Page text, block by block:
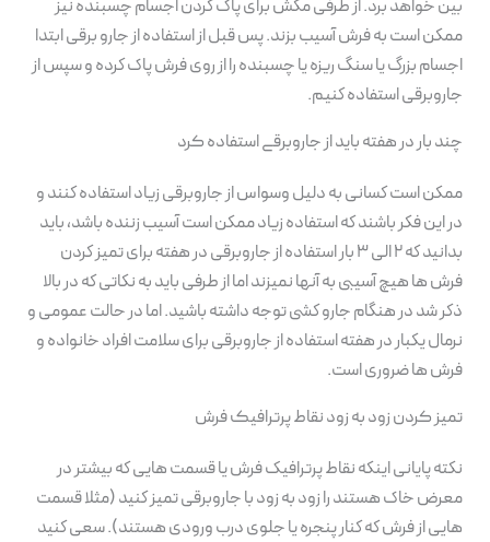
بین خواهد برد. از طرفی مکش برای پاک کردن اجسام چسبنده نیز
ممکن است به فرش آسیب بزند. پس قبل از استفاده از جارو برقی ابتدا
اجسام بزرگ یا سنگ ریزه یا چسبنده را از روی فرش پاک کرده و سپس از
جاروبرقی استفاده کنیم.
چند بار در هفته باید از جاروبرقی استفاده کرد
ممکن است کسانی به دلیل وسواس از جاروبرقی زیاد استفاده کنند و
در این فکر باشند که استفاده زیاد ممکن است آسیب زننده باشد، باید
بدانید که ۲ الی ۳ بار استفاده از جاروبرقی در هفته برای تمیز کردن
فرش ها هیچ آسیبی به آنها نمیزند اما از طرفی باید به نکاتی که در بالا
ذکر شد در هنگام جارو کشی توجه داشته باشید. اما در حالت عمومی و
نرمال یکبار در هفته استفاده از جاروبرقی برای سلامت افراد خانواده و
فرش ها ضروری است.
تمیز کردن زود به زود نقاط پرترافیک فرش
نکته پایانی اینکه نقاط پرترافیک فرش یا قسمت هایی که بیشتر در
معرض خاک هستند را زود به زود با جاروبرقی تمیز کنید (مثلا قسمت
هایی از فرش که کنار پنجره یا جلوی درب ورودی هستند). سعی کنید